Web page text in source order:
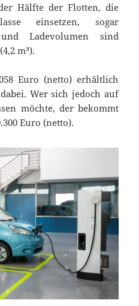
Hälfte der Flotten, die
einsetzen, sogar
Ladevolumen sind
m³).
Euro (netto) erhältlich
Wer sich jedoch auf
möchte, der bekommt
Euro (netto).